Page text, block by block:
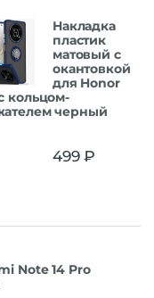
Накладка
пластик
матовый с
окантовкой
для Honor
кольцом-
черный
499₽
Note 14 Pro